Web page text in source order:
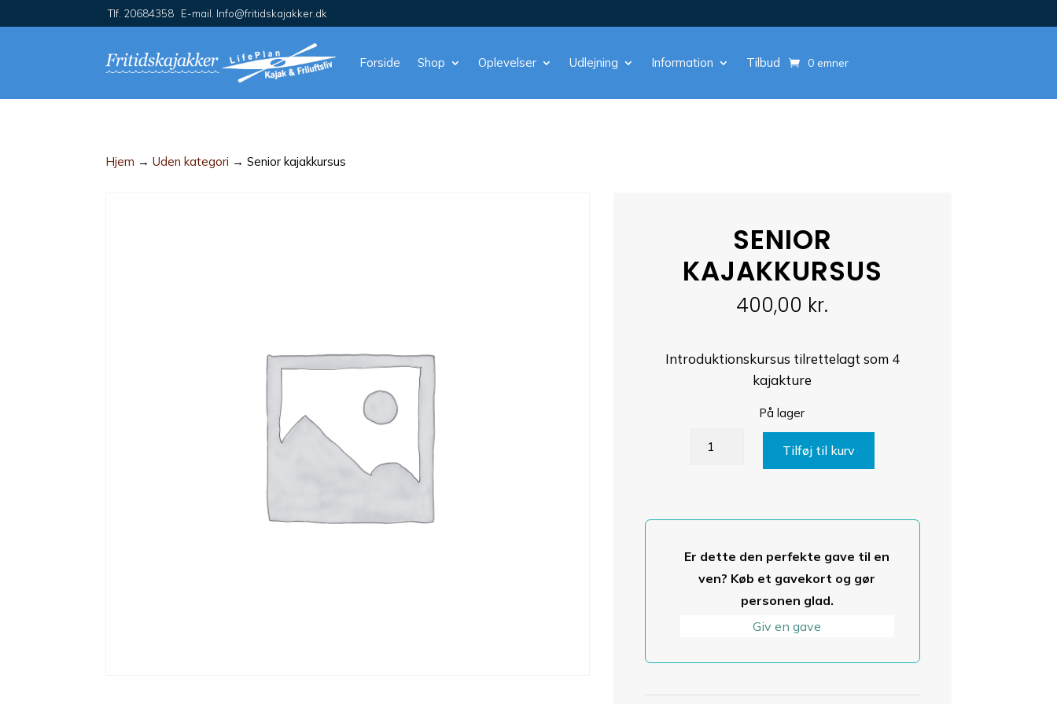
Tlf. 20684358 E-mail. Info@fritidskajakker.dk
Forside Shop Oplevelser Udlejning Information Tilbud 0 emner
Hjem →Uden kategori → Senior kajakkursus
SENIOR
KAJAKKURSUS
400,00 kr.
Introduktionskursus tilrettelagt som 4
kajakture
På lager
Senior
Tilføj til kurv
Er dette den perfekte gave til en
ven? Køb et gavekort og gør
personen glad.
Giv en gave